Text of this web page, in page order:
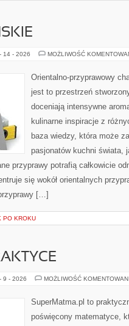
14 - 2026 MOŻLIWOŚĆ
Orientalno-przyprawowy
jest to przestrzeń
doceniają intensywne
kulinarne inspiracje z
baza wiedzy, która może
pasjonatów kuchni świata,
przyprawy potrafią całkowicie
się wokół orientalnych
[…]
PO KROKU
9 - 2026 MOŻLIWOŚĆ
SuperMatma.pl to
poświęcony matematyce,